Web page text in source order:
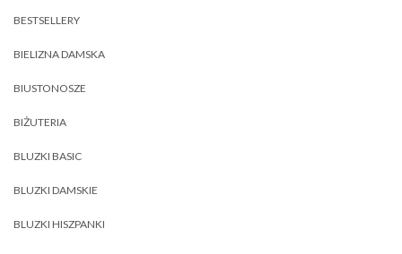
BESTSELLERY
BIELIZNA DAMSKA
BIUSTONOSZE
BIŻUTERIA
BLUZKI BASIC
BLUZKI DAMSKIE
BLUZKI HISZPANKI